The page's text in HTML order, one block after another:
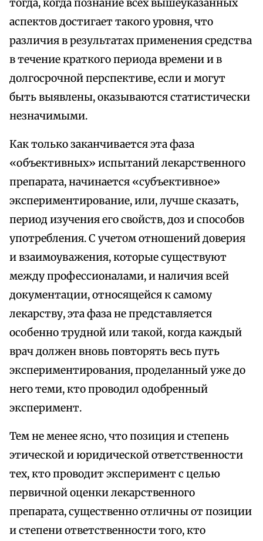
тогда, когда познание всех вышеуказанных
аспектов достигает такого уровня, что
различия в результатах применения средства
в течение краткого периода времени и в
долгосрочной перспективе, если и могут
быть выявлены, оказываются статистически
незначимыми.
Как только заканчивается эта фаза
«объективных» испытаний лекарственного
препарата, начинается «субъективное»
экспериментирование, или, лучше сказать,
период изучения его свойств, доз и способов
употребления. С учетом отношений доверия
и взаимоуважения, которые существуют
между профессионалами, и наличия всей
документации, относящейся к самому
лекарству, эта фаза не представляется
особенно трудной или такой, когда каждый
врач должен вновь повторять весь путь
экспериментирования, проделанный уже до
него теми, кто проводил одобренный
эксперимент.
Тем не менее ясно, что позиция и степень
этической и юридической ответственности
тех, кто проводит эксперимент с целью
первичной оценки лекарственного
препарата, существенно отличны от позиции
и степени ответственности того, кто